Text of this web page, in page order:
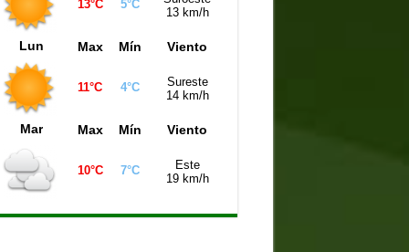
Buenos Aires (21:00 hs)
de la Ciudad (21:00 hs)
Mendoza (21:00 hs)
13°C 5°C
13 km/h
Lun Max Mín Viento
11°C 4°C
Sureste
14 km/h
Mar Max Mín Viento
10°C 7°C
Este
19 km/h